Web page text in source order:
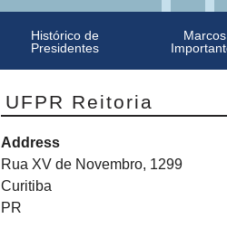
Histórico de
Presidentes
Marcos
UFPR Reitoria
Address
Rua XV de Novembro, 1299
Curitiba
PR